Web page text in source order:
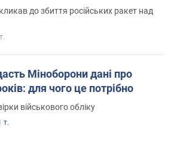
до збиття російських ракет над
Міноборони дані про
для чого це потрібно
військового обліку
т.